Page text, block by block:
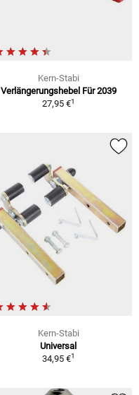
Kern-Stabi
Verlängerungshebel Für 2039
27,95 €1
Kern-Stabi
Universal
34,95 €1